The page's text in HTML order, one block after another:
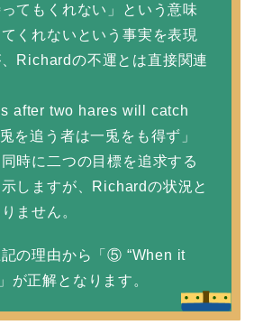
てもくれない」という意味
くれないという事実を表現
Richardの不運とは直接関連
after two hares will catch
を追う者は一兎をも得ず」
時に二つの目標を追求する
しますが、Richardの状況と
ません。
記の理由から「⑤ “When it
が正解となります。